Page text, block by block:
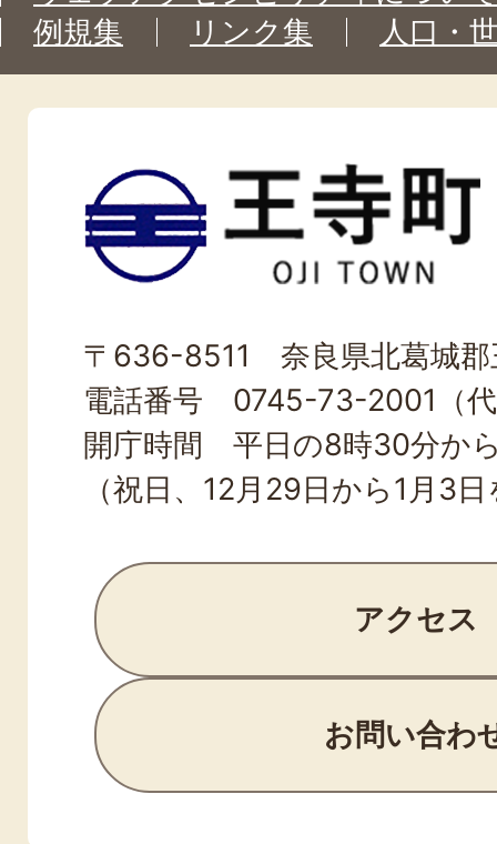
例規集
リンク集 人口・
王
寺
町
TOWN
〒636-8511 奈良県北葛城郡
電話番号 0745-73-2001（
開庁時間 平日の8時30分か
（祝日、12月29日から1月3
アクセス
お問い合わ